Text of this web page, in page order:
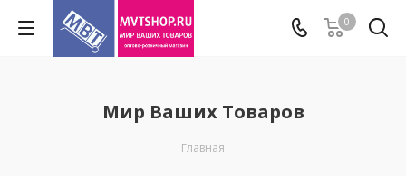
0
Мир Ваших Товаров
Главная